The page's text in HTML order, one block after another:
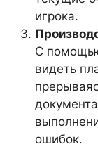
игрока.
С
видеть
ошибок.